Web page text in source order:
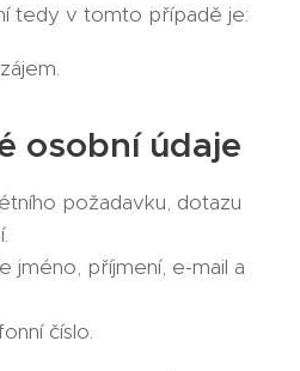
tedy v tomto případě je:
osobní údaje
požadavku, dotazu
jméno, příjmení, e-mail a
číslo.